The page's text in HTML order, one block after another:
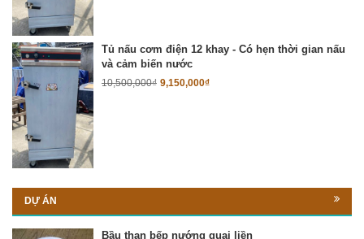
Tủ nấu cơm điện 12 khay - Có hẹn thời gian nấu
và cảm biến nước
10,500,000₫ 9,150,000₫
DỰ ÁN
Bầu than bếp nướng quai liền